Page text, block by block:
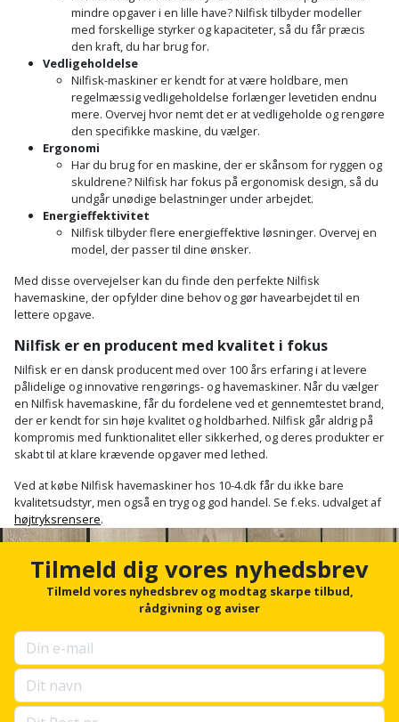
fundablokke
Lofter
Lofttrapper
Murbinder
Murpap
og
murfolie
Mursten
Plastlister
Radonsikring
Rumdeler
Sand
og
grus
Skruer,
bolte
Skunklem
Søm
Kloakrenser
hobbykniv
Kridtsnor
Landmålerstok
Løfteudstyr
Målebånd
Markeringsværktøj
Mejsel
Murerværktøj
Nedstryger
Økse
Oliekande
Diamantslibertilbehør
Dykkerpistol
Excentersliber
Excenterslibertilbehør
Fedtsprøjte
Flamingoskærer
Føringsskinne
Forlængerledning
Fugepistol
Fugtmåler
Gipsskruemaskine
Girafsliber
tilbehør
Høvl
tilbehør
Vandpumpe
Vertikalskærer
mosfjerner
Vinduesvasker
Flagstænger
hus
Fuglefoderhus
Garderobe
opbevaring
Gavekort
Grill
Gummibåd
og
kajak
Havemøbler
Havepleje
Haveredskaber
Haveslange
Havetilbehør
Hegn
mindre opgaver i en lille have? Nilfisk tilbyder modeller
med forskellige styrker og kapaciteter, så du får præcis
den kraft, du har brug for.
Vedligeholdelse
Nilfisk-maskiner er kendt for at være holdbare, men
regelmæssig vedligeholdelse forlænger levetiden endnu
mere. Overvej hvor nemt det er at vedligeholde og rengøre
den specifikke maskine, du vælger.
Ergonomi
Har du brug for en maskine, der er skånsom for ryggen og
skuldrene? Nilfisk har fokus på ergonomisk design, så du
undgår unødige belastninger under arbejdet.
Energieffektivitet
Nilfisk tilbyder flere energieffektive løsninger. Overvej en
model, der passer til dine ønsker.
Med disse overvejelser kan du finde den perfekte Nilfisk
havemaskine, der opfylder dine behov og gør havearbejdet til en
lettere opgave.
Nilfisk er en producent med kvalitet i fokus
Nilfisk er en dansk producent med over 100 års erfaring i at levere
pålidelige og innovative rengørings- og havemaskiner. Når du vælger
en Nilfisk havemaskine, får du fordelene ved et gennemtestet brand,
der er kendt for sin høje kvalitet og holdbarhed. Nilfisk går aldrig på
kompromis med funktionalitet eller sikkerhed, og deres produkter er
skabt til at klare krævende opgaver med lethed.
Ved at købe Nilfisk havemaskiner hos 10-4.dk får du ikke bare
kvalitetsudstyr, men også en tryg og god handel. Se f.eks. udvalget af
højtryksrensere.
Tilmeld dig vores nyhedsbrev
Tilmeld vores nyhedsbrev og modtag skarpe tilbud,
rådgivning og aviser